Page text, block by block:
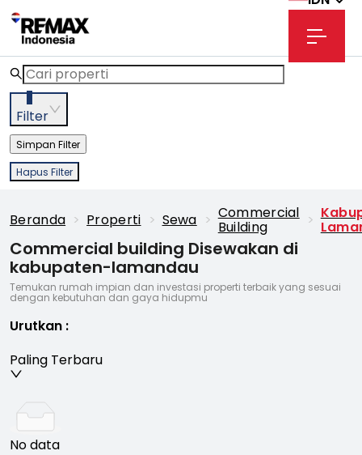
3
Filter
Simpan Filter
Hapus Filter
Beranda > Properti > Sewa > Commercial
Building >
Commercial building Disewakan di
kabupaten-lamandau
Temukan rumah impian dan investasi properti terbaik yang sesuai
dengan kebutuhan dan gaya hidupmu
Urutkan :
Paling Terbaru
No data